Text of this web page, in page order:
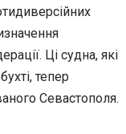
Ці судна, які
тепер
Севастополя.